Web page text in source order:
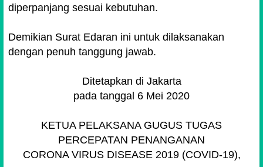
diperpanjang sesuai kebutuhan.
Demikian Surat Edaran ini untuk dilaksanakan
dengan penuh tanggung jawab.
Ditetapkan di Jakarta
pada tanggal 6 Mei 2020
KETUA PELAKSANA GUGUS TUGAS
PERCEPATAN PENANGANAN
CORONA VIRUS DISEASE 2019 (COVID-19),